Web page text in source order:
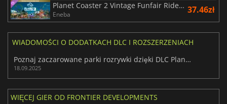
Planet Coaster 2 Vintage Funfair Ride Pack
Eneba 37.46zł
WIADOMOŚCI O DODATKACH DLC I ROZSZERZENIACH
Poznaj zaczarowane parki rozrywki dzięki DLC Planet Coaster 2
18.09.2025
WIĘCEJ GIER OD FRONTIER DEVELOPMENTS